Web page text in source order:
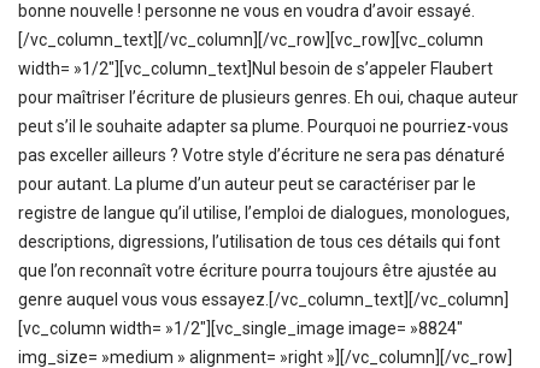
bonne nouvelle ! personne ne vous en voudra d’avoir essayé.
[/vc_column_text][/vc_column][/vc_row][vc_row][vc_column
width= »1/2″][vc_column_text]Nul besoin de s’appeler Flaubert
pour maîtriser l’écriture de plusieurs genres. Eh oui, chaque auteur
peut s’il le souhaite adapter sa plume. Pourquoi ne pourriez-vous
pas exceller ailleurs ? Votre style d’écriture ne sera pas dénaturé
pour autant. La plume d’un auteur peut se caractériser par le
registre de langue qu’il utilise, l’emploi de dialogues, monologues,
descriptions, digressions, l’utilisation de tous ces détails qui font
que l’on reconnaît votre écriture pourra toujours être ajustée au
genre auquel vous vous essayez.[/vc_column_text][/vc_column]
[vc_column width= »1/2″][vc_single_image image= »8824″
img_size= »medium » alignment= »right »][/vc_column][/vc_row]